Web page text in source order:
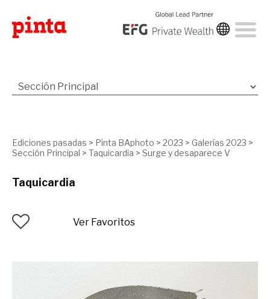
Ediciones pasadas > Pinta BAphoto > 2023 > Galerías 2023 >
Sección Principal > Taquicardia > Surge y desaparece V
Taquicardia
Ver Favoritos